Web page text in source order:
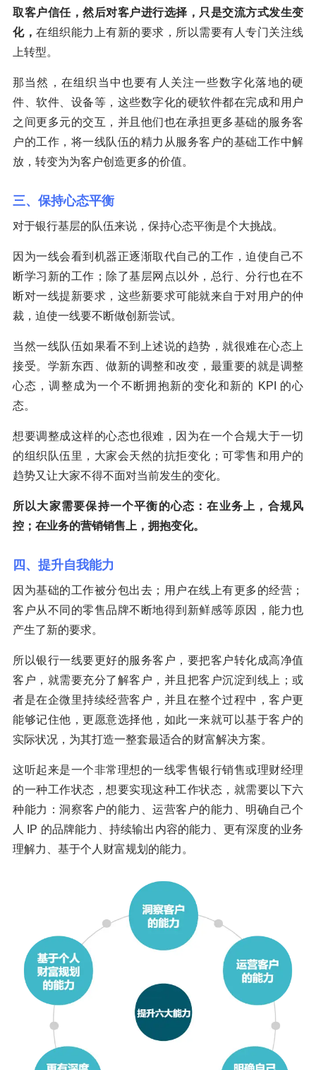
取客户信任，然后对客户进行选择，只是交流方式发生变
化， 在组织能力上有新的要求，所以需要有人专门关注线
上转型。
那当然，在组织当中也要有人关注一些数字化落地的硬
件、软件、设备等，这些数字化的硬软件都在完成和用户
之间更多元的交互，并且他们也在承担更多基础的服务客
户的工作，将一线队伍的精力从服务客户的基础工作中解
放，转变为为客户创造更多的价值。
三、保持心态平衡
对于银行基层的队伍来说，保持心态平衡是个大挑战。
因为一线会看到机器正逐渐取代自己的工作，迫使自己不
断学习新的工作；除了基层网点以外，总行、分行也在不
断对一线提新要求，这些新要求可能就来自于对用户的仲
裁，迫使一线要不断做创新尝试。
当然一线队伍如果看不到上述说的趋势，就很难在心态上
接受。学新东西、做新的调整和改变，最重要的就是调整
心态，调整成为一个不断拥抱新的变化和新的 KPI 的心
态。
想要调整成这样的心态也很难，因为在一个合规大于一切
的组织队伍里，大家会天然的抗拒变化；可零售和用户的
趋势又让大家不得不面对当前发生的变化。
所以大家需要保持一个平衡的心态：在业务上，合规风
控；在业务的营销销售上，拥抱变化。
四、提升自我能力
因为基础的工作被分包出去；用户在线上有更多的经营；
客户从不同的零售品牌不断地得到新鲜感等原因，能力也
产生了新的要求。
所以银行一线要更好的服务客户，要把客户转化成高净值
客户，就需要充分了解客户，并且把客户沉淀到线上；或
者是在企微里持续经营客户，并且在整个过程中，客户更
能够记住他，更愿意选择他，如此一来就可以基于客户的
实际状况，为其打造一整套最适合的财富解决方案。
这听起来是一个非常理想的一线零售银行销售或理财经理
的一种工作状态，想要实现这种工作状态，就需要以下六
种能力：洞察客户的能力、运营客户的能力、明确自己个
人 IP 的品牌能力、持续输出内容的能力、更有深度的业务
理解力、基于个人财富规划的能力。